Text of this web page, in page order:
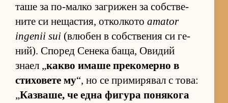
таше за по-малко заг­ри­жен за соб­с­т­ве­
ните си не­щас­тия, от­кол­кото amator
ingenii sui (влю­бен в соб­с­т­ве­ния си ге­
ний). Спо­ред Се­нека ба­ща, Ови­дий
знаел „какво имаше пре­ко­мерно в
сти­хо­вете му“, но се при­ми­ря­вал с то­ва:
„Каз­ва­ше, че една фи­гура по­ня­кога